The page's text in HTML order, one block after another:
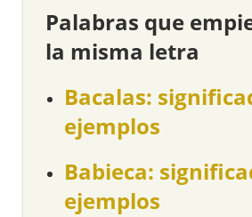
Palabras que
la misma letra
Bacalas:
ejemplos
Babieca:
ejemplos